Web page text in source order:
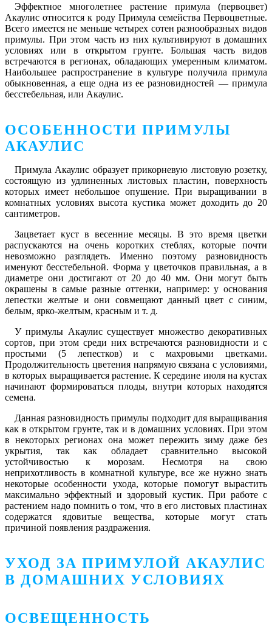
Эффектное многолетнее растение примула (первоцвет)
Акаулис относится к роду Примула семейства Первоцветные.
Всего имеется не меньше четырех сотен разнообразных видов
примулы. При этом часть из них культивируют в домашних
условиях или в открытом грунте. Большая часть видов
встречаются в регионах, обладающих умеренным климатом.
Наибольшее распространение в культуре получила примула
обыкновенная, а еще одна из ее разновидностей — примула
бесстебельная, или Акаулис.
ОСОБЕННОСТИ ПРИМУЛЫ
АКАУЛИС
Примула Акаулис образует прикорневую листовую розетку,
состоящую из удлиненных листовых пластин, поверхность
которых имеет небольшое опушение. При выращивании в
комнатных условиях высота кустика может доходить до 20
сантиметров.
Зацветает куст в весенние месяцы. В это время цветки
распускаются на очень коротких стеблях, которые почти
невозможно разглядеть. Именно поэтому разновидность
именуют бесстебельной. Форма у цветочков правильная, а в
диаметре они достигают от 20 до 40 мм. Они могут быть
окрашены в самые разные оттенки, например: у основания
лепестки желтые и они совмещают данный цвет с синим,
белым, ярко-желтым, красным и т. д.
У примулы Акаулис существует множество декоративных
сортов, при этом среди них встречаются разновидности и с
простыми (5 лепестков) и с махровыми цветками.
Продолжительность цветения напрямую связана с условиями,
в которых выращивается растение. К середине июля на кустах
начинают формироваться плоды, внутри которых находятся
семена.
Данная разновидность примулы подходит для выращивания
как в открытом грунте, так и в домашних условиях. При этом
в некоторых регионах она может пережить зиму даже без
укрытия, так как обладает сравнительно высокой
устойчивостью к морозам. Несмотря на свою
неприхотливость в комнатной культуре, все же нужно знать
некоторые особенности ухода, которые помогут вырастить
максимально эффектный и здоровый кустик. При работе с
растением надо помнить о том, что в его листовых пластинах
содержатся ядовитые вещества, которые могут стать
причиной появления раздражения.
УХОД ЗА ПРИМУЛОЙ АКАУЛИС
В ДОМАШНИХ УСЛОВИЯХ
ОСВЕЩЕННОСТЬ